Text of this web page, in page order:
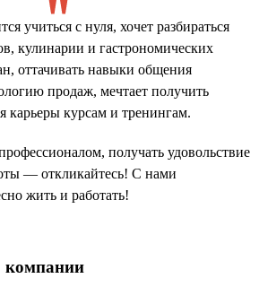
учиться с нуля, хочет разбираться
кулинарии и гастрономических
оттачивать навыки общения
продаж, мечтает получить
карьеры курсам и тренингам.
получать удовольствие
— откликайтесь! С нами
жить и работать!
компании